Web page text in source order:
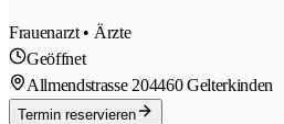
Frauenarzt • Ärzte
Geöffnet
Allmendstrasse 204460 Gelterkinden
Termin reservieren